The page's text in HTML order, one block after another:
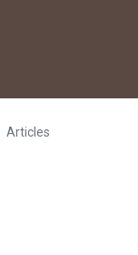
Articles